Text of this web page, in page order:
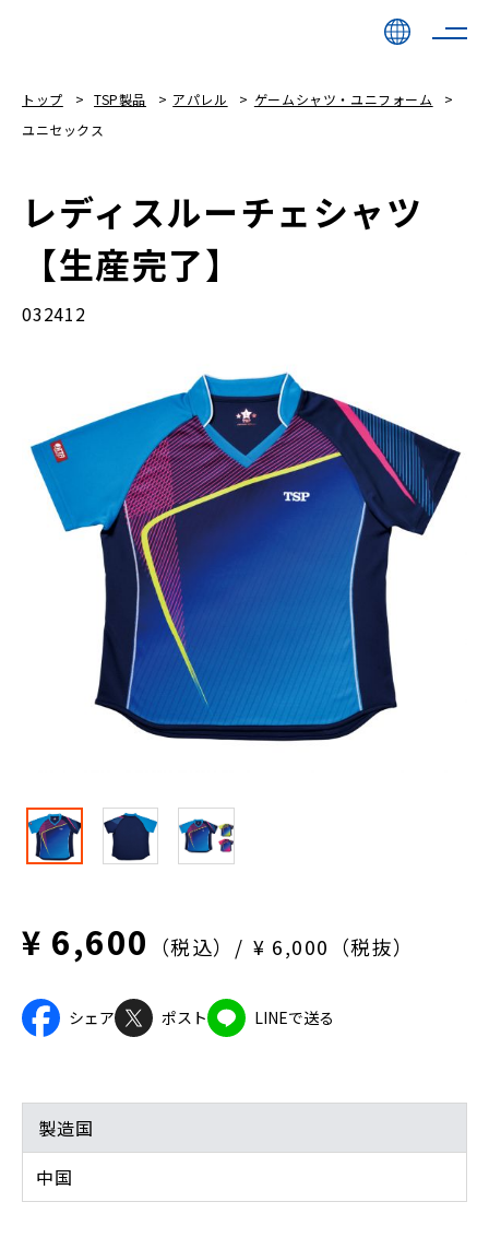
トップ TSP製品 アパレル
ゲームシャツ・ユニフォーム
ユニセックス
レディスルーチェシャツ
【生産完了】
032412
¥ 6,600 （税込） ¥ 6,000（税抜）
シェア ポスト LINEで送る
製造国
中国